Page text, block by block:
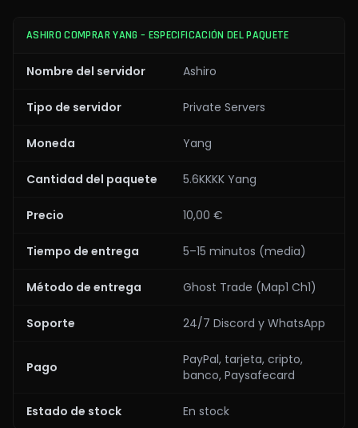
ASHIRO COMPRAR YANG – ESPECIFICACIÓN DEL PAQUETE
Nombre del servidor Ashiro
Tipo de servidor Private Servers
Moneda Yang
Cantidad del paquete 5.6KKKK Yang
Precio 10,00 €
Tiempo de entrega 5–15 minutos (media)
Método de entrega Ghost Trade (Map1 Ch1)
Soporte 24/7 Discord y WhatsApp
Pago
PayPal, tarjeta, cripto,
banco, Paysafecard
Estado de stock En stock